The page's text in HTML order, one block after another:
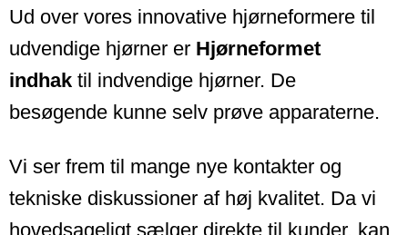
Ud over vores innovative hjørneformere til
udvendige hjørner er Hjørneformet
indhak til indvendige hjørner. De
besøgende kunne selv prøve apparaterne.
Vi ser frem til mange nye kontakter og
tekniske diskussioner af høj kvalitet. Da vi
hovedsageligt sælger direkte til kunder, kan